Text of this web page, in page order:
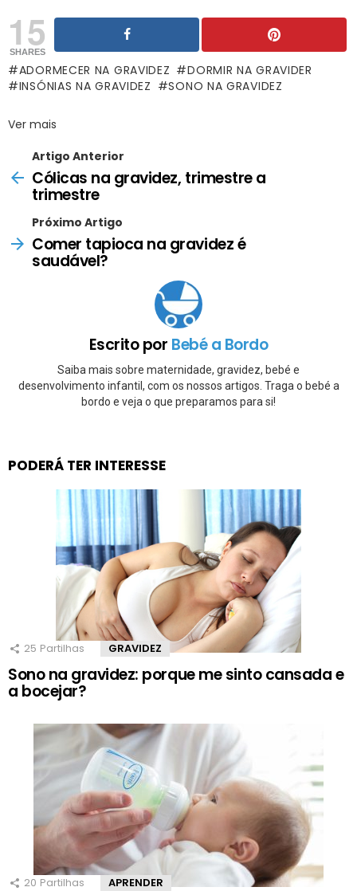
15
SHARES
ADORMECER NA GRAVIDEZ
DORMIR NA GRAVIDER
INSÓNIAS NA GRAVIDEZ
SONO NA GRAVIDEZ
Ver mais
Artigo Anterior
Cólicas na gravidez, trimestre a
trimestre
Próximo Artigo
Comer tapioca na gravidez é
saudável?
Escrito por Bebé a Bordo
Saiba mais sobre maternidade, gravidez, bebé e
desenvolvimento infantil, com os nossos artigos. Traga o bebé a
bordo e veja o que preparamos para si!
PODERÁ TER INTERESSE
25 Partilhas GRAVIDEZ
Sono na gravidez: porque me sinto cansada e
a bocejar?
20 Partilhas APRENDER